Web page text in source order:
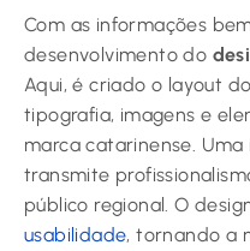
Com as informações
desenvolvimento do
Aqui, é criado o layout
tipografia, imagens e
marca catarinense.
transmite
público regional. O
usabilidade, tornando a